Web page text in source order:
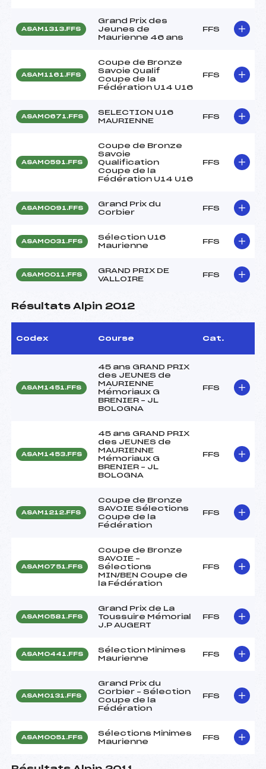
ASAM1313.FFS
Grand Prix des
Jeunes de
Maurienne 46 ans
FFS
ASAM1161.FFS
Coupe de Bronze
Savoie Qualif
Coupe de la
Fédération U14 U16
FFS
ASAM0671.FFS
SELECTION U16
MAURIENNE
FFS
ASAM0591.FFS
Coupe de Bronze
Savoie
Qualification
Coupe de la
Fédération U14 U16
FFS
ASAM0091.FFS
Grand Prix du
Corbier
FFS
ASAM0031.FFS
Sélection U16
Maurienne
FFS
ASAM0011.FFS
GRAND PRIX DE
VALLOIRE
FFS
Résultats Alpin 2012
Codex Course Cat.
ASAM1451.FFS
45 ans GRAND PRIX
des JEUNES de
MAURIENNE
Mémoriaux G
BRENIER – JL
BOLOGNA
FFS
ASAM1453.FFS
45 ans GRAND PRIX
des JEUNES de
MAURIENNE
Mémoriaux G
BRENIER – JL
BOLOGNA
FFS
ASAM1212.FFS
Coupe de Bronze
SAVOIE Sélections
Coupe de la
Fédération
FFS
ASAM0751.FFS
Coupe de Bronze
SAVOIE –
Sélections
MIN/BEN Coupe de
la Fédération
FFS
ASAM0581.FFS
Grand Prix de La
Toussuire Mémorial
J.P AUGERT
FFS
ASAM0441.FFS
Sélection Minimes
Maurienne
FFS
ASAM0131.FFS
Grand Prix du
Corbier – Sélection
Coupe de la
Fédération
FFS
ASAM0051.FFS
Sélections Minimes
Maurienne
FFS